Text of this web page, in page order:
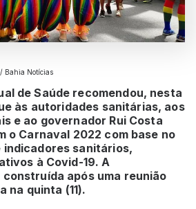
Bahia Notícias
de Saúde recomendou, nesta
às autoridades sanitárias, aos
e ao governador Rui Costa
o Carnaval 2022 com base no
indicadores sanitários,
à Covid-19. A
após uma reunião
na quinta (11).